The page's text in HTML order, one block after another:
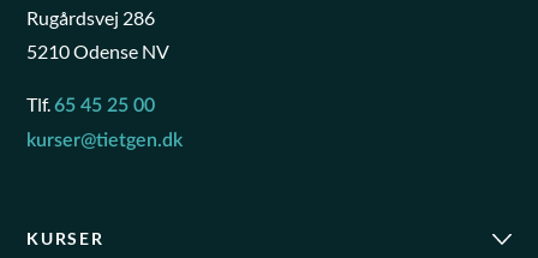
Rugårdsvej 286
5210 Odense NV
Tlf.65 45 25 00
kurser@tietgen.dk
KURSER